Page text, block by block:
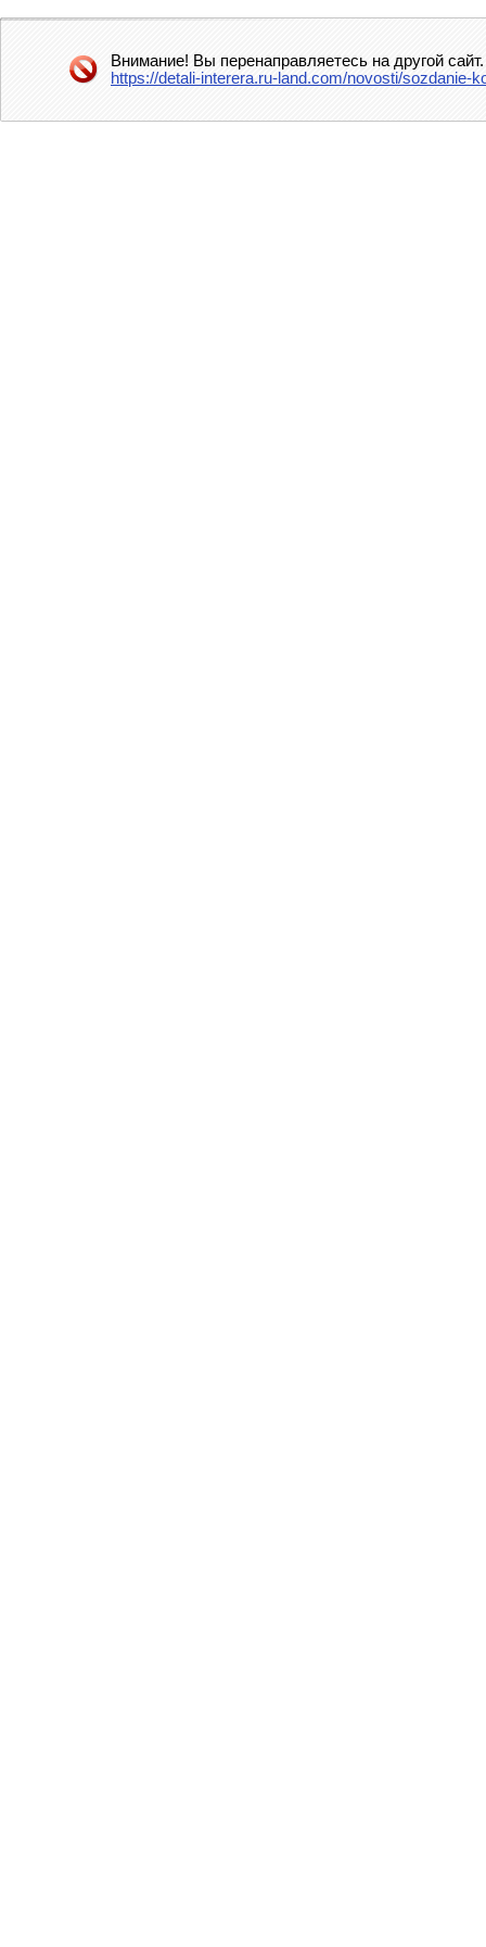
Внимание! Вы перенаправляетесь на другой
https://detali-interera.ru-land.com/novosti/